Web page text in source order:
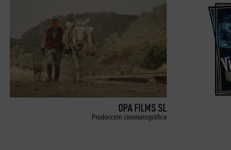
OPA FILMS SL
Producción cinematográfica